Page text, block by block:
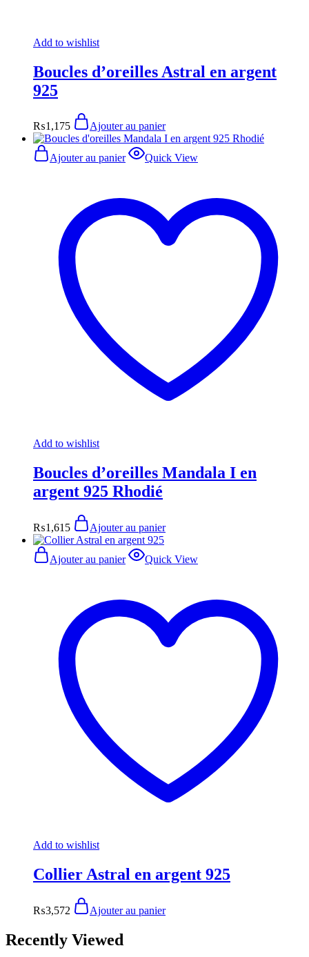
Add to wishlist
Boucles d’oreilles Astral en argent
925
₨1,175 Ajouter au panier
Ajouter au panier Quick View
Add to wishlist
Boucles d’oreilles Mandala I en
argent 925 Rhodié
₨1,615 Ajouter au panier
Ajouter au panier Quick View
Add to wishlist
Collier Astral en argent 925
₨3,572 Ajouter au panier
Recently Viewed